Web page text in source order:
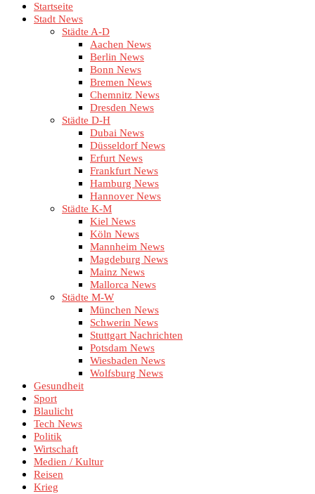
Startseite
Stadt News
Städte A-D
Aachen News
Berlin News
Bonn News
Bremen News
Chemnitz News
Dresden News
Städte D-H
Dubai News
Düsseldorf News
Erfurt News
Frankfurt News
Hamburg News
Hannover News
Städte K-M
Kiel News
Köln News
Mannheim News
Magdeburg News
Mainz News
Mallorca News
Städte M-W
München News
Schwerin News
Stuttgart Nachrichten
Potsdam News
Wiesbaden News
Wolfsburg News
Gesundheit
Sport
Blaulicht
Tech News
Politik
Wirtschaft
Medien / Kultur
Reisen
Krieg